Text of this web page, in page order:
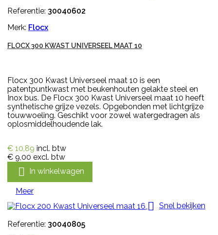
Referentie: 30040602
Merk: Flocx
FLOCX 300 KWAST UNIVERSEEL MAAT 10
Flocx 300 Kwast Universeel maat 10 is een
patentpuntkwast met beukenhouten gelakte steel en
Inox bus. De Flocx 300 Kwast Universeel maat 10 heeft
synthetische grijze vezels. Opgebonden met lichtgrijze
touwwoeling. Geschikt voor zowel watergedragen als
oplosmiddelhoudende lak.
€ 10,89 incl. btw
€ 9,00 excl. btw
 In winkelwagen
Meer
 Snel bekijken
Referentie: 30040805